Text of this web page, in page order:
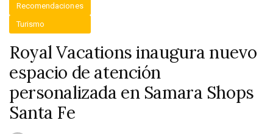
Recomendaciones
Turismo
Royal Vacations inaugura nuevo
espacio de atención
personalizada en Samara Shops
Santa Fe